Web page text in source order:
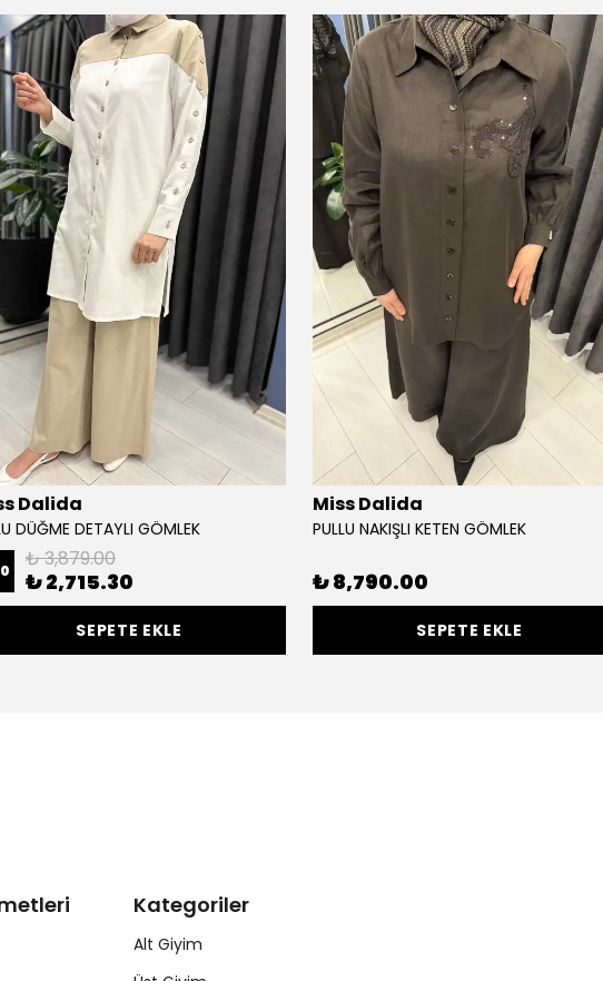
Dalida
DÜĞME DETAYLI GÖMLEK
₺ 3,879.00
₺ 2,715.30
SEPETE EKLE
Miss Dalida
PULLU NAKIŞLI KETEN GÖMLEK
₺ 8,790.00
SEPETE EKLE
Kategoriler
Alt Giyim